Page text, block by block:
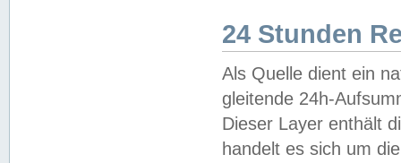
24 Stunden
Als Quelle dient ein
gleitende 24h-
Dieser Layer enthält
handelt es sich um